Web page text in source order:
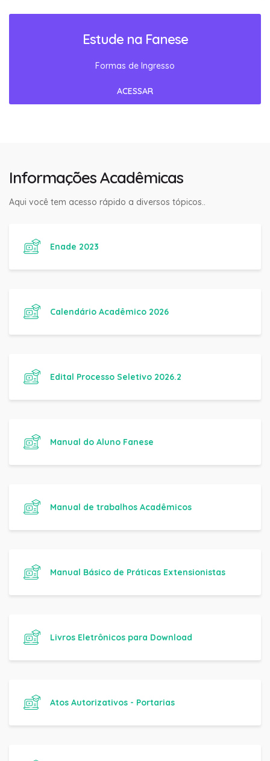
Estude na Fanese
Formas de Ingresso
ACESSAR
Informações Acadêmicas
Aqui você tem acesso rápido a diversos tópicos..
Enade 2023
Calendário Acadêmico 2026
Edital Processo Seletivo 2026.2
Manual do Aluno Fanese
Manual de trabalhos Acadêmicos
Manual Básico de Práticas Extensionistas
Livros Eletrônicos para Download
Atos Autorizativos - Portarias